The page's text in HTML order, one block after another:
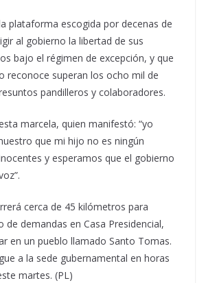
plataforma escogida por decenas de
al gobierno la libertad de sus
bajo el régimen de excepción, y que
reconoce superan los ocho mil de
pandilleros y colaboradores.
marcela, quien manifestó: “yo
que mi hijo no es ningún
y esperamos que el gobierno
cerca de 45 kilómetros para
de demandas en Casa Presidencial,
en un pueblo llamado Santo Tomas.
a la sede gubernamental en horas
martes. (PL)